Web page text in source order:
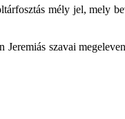
mély jel, mely
szavai